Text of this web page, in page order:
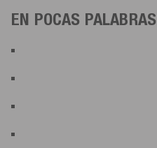
EN POCAS PALABRAS